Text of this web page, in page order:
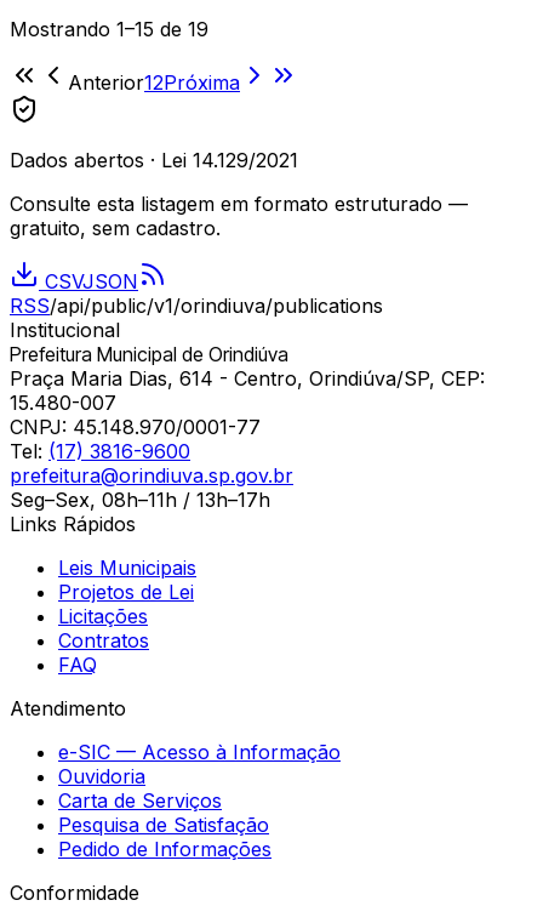
Mostrando 1–15 de 19
Anterior12Próxima
Dados abertos · Lei 14.129/2021
Consulte esta listagem em formato estruturado —
gratuito, sem cadastro.
CSVJSON
RSS/api/public/v1/orindiuva/publications
Institucional
Prefeitura Municipal de Orindiúva
Praça Maria Dias, 614 - Centro, Orindiúva/SP, CEP:
15.480-007
CNPJ: 45.148.970/0001-77
Tel: (17) 3816-9600
prefeitura@orindiuva.sp.gov.br
Seg–Sex, 08h–11h / 13h–17h
Links Rápidos
Leis Municipais
Projetos de Lei
Licitações
Contratos
FAQ
Atendimento
e-SIC — Acesso à Informação
Ouvidoria
Carta de Serviços
Pesquisa de Satisfação
Pedido de Informações
Conformidade